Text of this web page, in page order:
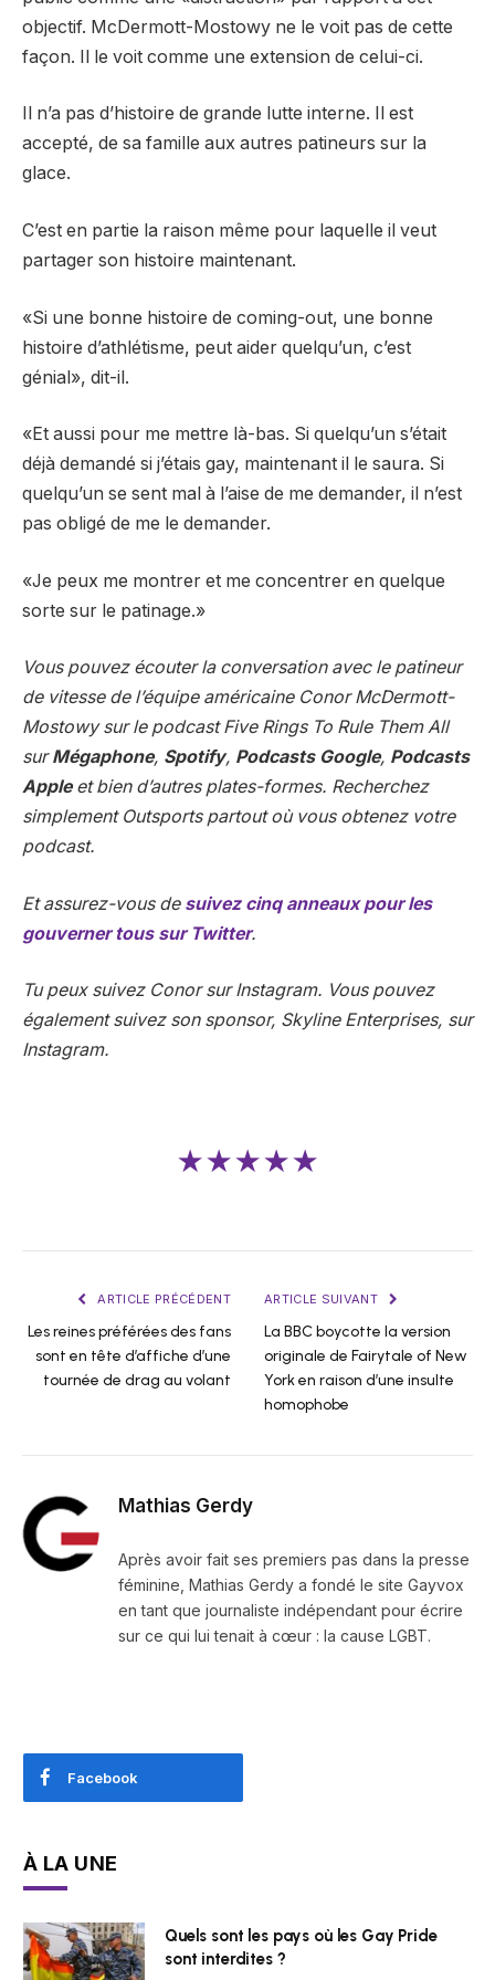
objectif. McDermott-Mostowy ne le voit pas de cette
façon. Il le voit comme une extension de celui-ci.
Il n’a pas d’histoire de grande lutte interne. Il est
accepté, de sa famille aux autres patineurs sur la
glace.
C’est en partie la raison même pour laquelle il veut
partager son histoire maintenant.
«Si une bonne histoire de coming-out, une bonne
histoire d’athlétisme, peut aider quelqu’un, c’est
génial», dit-il.
«Et aussi pour me mettre là-bas. Si quelqu’un s’était
déjà demandé si j’étais gay, maintenant il le saura. Si
quelqu’un se sent mal à l’aise de me demander, il n’est
pas obligé de me le demander.
«Je peux me montrer et me concentrer en quelque
sorte sur le patinage.»
Vous pouvez écouter la conversation avec le patineur
de vitesse de l’équipe américaine Conor McDermott-
Mostowy sur le podcast Five Rings To Rule Them All
surMégaphone, Spotify, Podcasts Google, Podcasts
Appleet bien d’autres plates-formes. Recherchez
simplement Outsports partout où vous obtenez votre
podcast.
Et assurez-vous de suivez cinq anneaux pour les
gouverner tous sur Twitter.
Tu peux suivez Conor sur Instagram. Vous pouvez
égalementsuivez son sponsor, Skyline Enterprises, sur
Instagram.
★★★★★
ARTICLE PRÉCÉDENT
Les reines préférées des fans
sont en tête d’affiche d’une
tournée de drag au volant
ARTICLE SUIVANT
La BBC boycotte la version
originale de Fairytale of New
York en raison d’une insulte
homophobe
Mathias Gerdy
Après avoir fait ses premiers pas dans la presse
féminine, Mathias Gerdy a fondé le site Gayvox
en tant que journaliste indépendant pour écrire
sur ce qui lui tenait à cœur : la cause LGBT.
Facebook
À LA UNE
Quels sont les pays où les Gay Pride
sont interdites ?